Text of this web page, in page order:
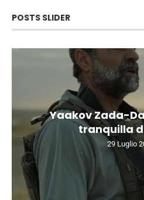
POSTS SLIDER
Yaakov Zada-
tranquilla
29 Luglio